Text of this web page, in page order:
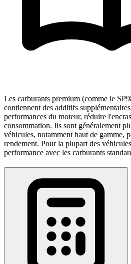
Les carburants premium (comme le
contiennent des additifs
performances du moteur, réduire
consommation. Ils sont généralement
véhicules, notamment haut de gamme,
rendement. Pour la plupart des
performance avec les carburants